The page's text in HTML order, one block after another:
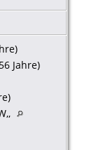
Jahre)